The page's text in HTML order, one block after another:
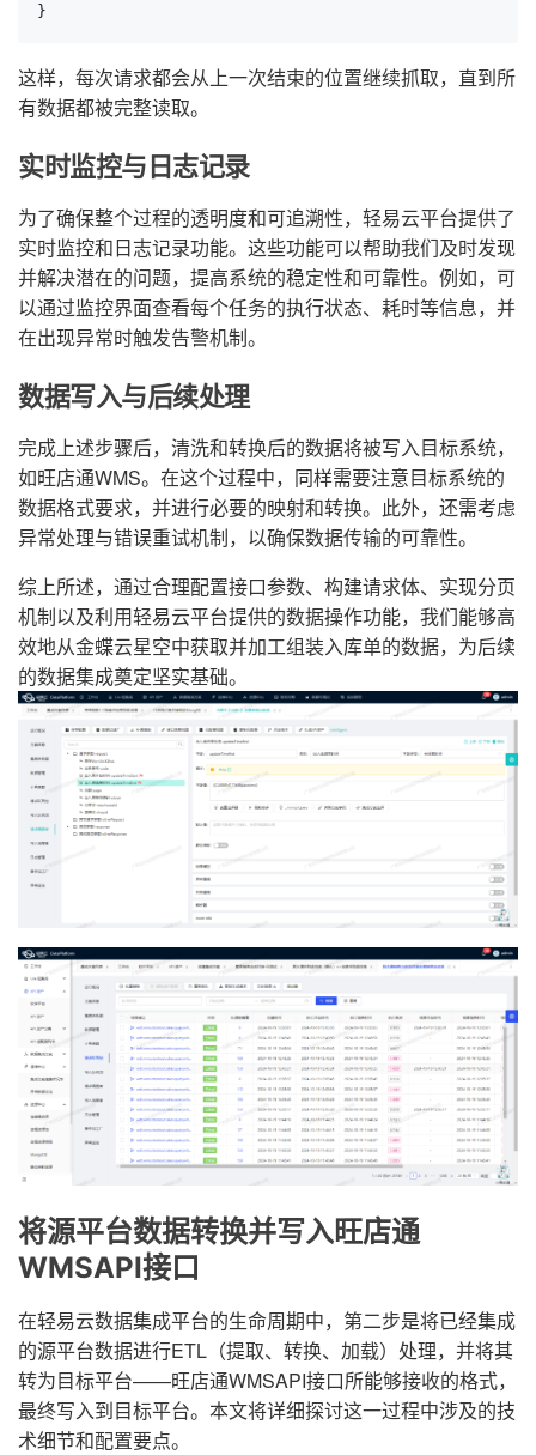
}
这样，每次请求都会从上一次结束的位置继续抓取，直到所
有数据都被完整读取。
实时监控与日志记录
为了确保整个过程的透明度和可追溯性，轻易云平台提供了
实时监控和日志记录功能。这些功能可以帮助我们及时发现
并解决潜在的问题，提高系统的稳定性和可靠性。例如，可
以通过监控界面查看每个任务的执行状态、耗时等信息，并
在出现异常时触发告警机制。
数据写入与后续处理
完成上述步骤后，清洗和转换后的数据将被写入目标系统，
如旺店通WMS。在这个过程中，同样需要注意目标系统的
数据格式要求，并进行必要的映射和转换。此外，还需考虑
异常处理与错误重试机制，以确保数据传输的可靠性。
综上所述，通过合理配置接口参数、构建请求体、实现分页
机制以及利用轻易云平台提供的数据操作功能，我们能够高
效地从金蝶云星空中获取并加工组装入库单的数据，为后续
的数据集成奠定坚实基础。
将源平台数据转换并写入旺店通
WMSAPI接口
在轻易云数据集成平台的生命周期中，第二步是将已经集成
的源平台数据进行ETL（提取、转换、加载）处理，并将其
转为目标平台——旺店通WMSAPI接口所能够接收的格式，
最终写入到目标平台。本文将详细探讨这一过程中涉及的技
术细节和配置要点。